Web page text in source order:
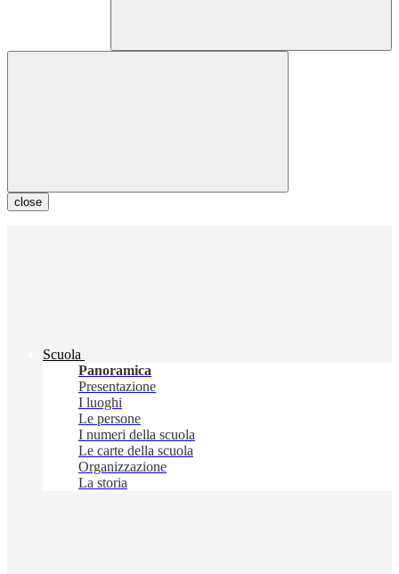
close
Scuola
Panoramica
Presentazione
I luoghi
Le persone
I numeri della scuola
Le carte della scuola
Organizzazione
La storia